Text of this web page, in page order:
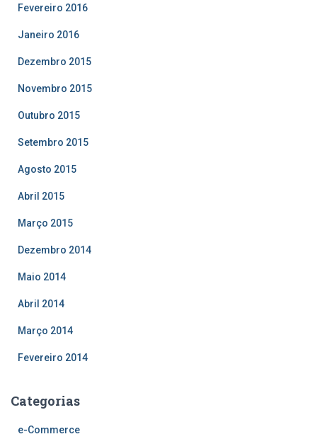
Fevereiro 2016
Janeiro 2016
Dezembro 2015
Novembro 2015
Outubro 2015
Setembro 2015
Agosto 2015
Abril 2015
Março 2015
Dezembro 2014
Maio 2014
Abril 2014
Março 2014
Fevereiro 2014
Categorias
e-Commerce